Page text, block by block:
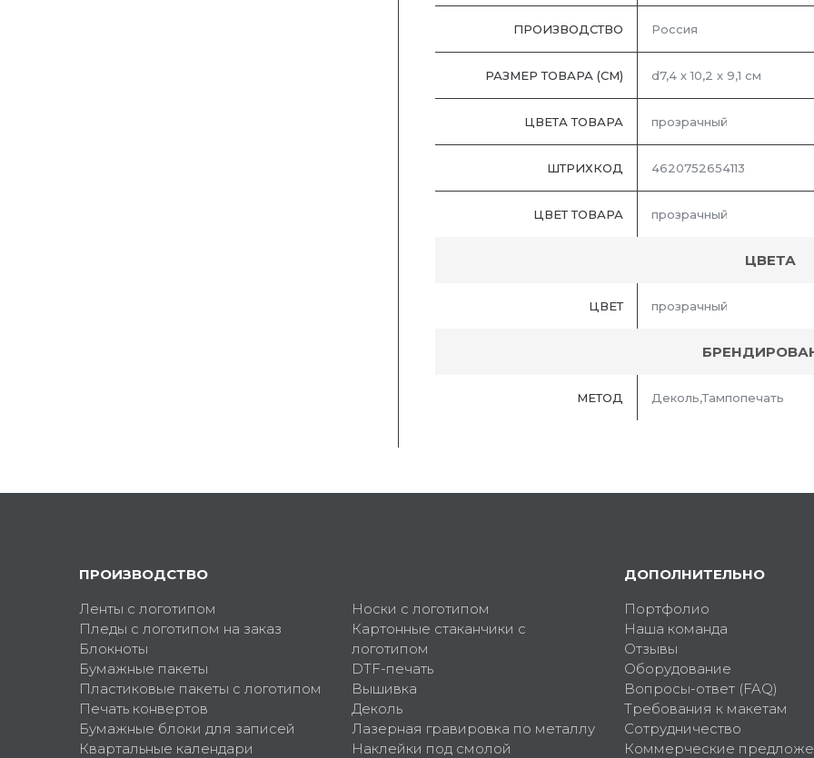
ПРОИЗВОДСТВО Россия
РАЗМЕР ТОВАРА (СМ) d7,4 х 10,2 х 9,1 см
ЦВЕТА ТОВАРА прозрачный
ШТРИХКОД 4620752654113
ЦВЕТ ТОВАРА прозрачный
ЦВЕТА
ЦВЕТ прозрачный
МЕТОД Деколь,Тампопечать
ПРОИЗВОДСТВО
Ленты с логотипом
Пледы с логотипом на заказ
Блокноты
Бумажные пакеты
Пластиковые пакеты с логотипом
Печать конвертов
Бумажные блоки для записей
Квартальные календари
Носки с логотипом
Картонные стаканчики с
логотипом
DTF-печать
Вышивка
Деколь
Лазерная гравировка по металлу
Наклейки под смолой
ДОПОЛНИТЕЛЬНО
Портфолио
Наша команда
Отзывы
Оборудование
Вопросы-ответ (FAQ)
Требования к макетам
Сотрудничество
Коммерческие